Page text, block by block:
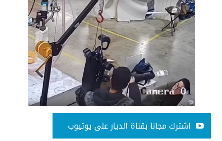
اشترك مجانا بقناة الديار على يوتيوب